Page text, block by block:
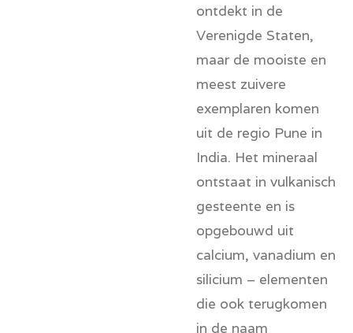
ontdekt in de
Verenigde Staten,
maar de mooiste en
meest zuivere
exemplaren komen
uit de regio Pune in
India. Het mineraal
ontstaat in vulkanisch
gesteente en is
opgebouwd uit
calcium, vanadium en
silicium – elementen
die ook terugkomen
in de naam